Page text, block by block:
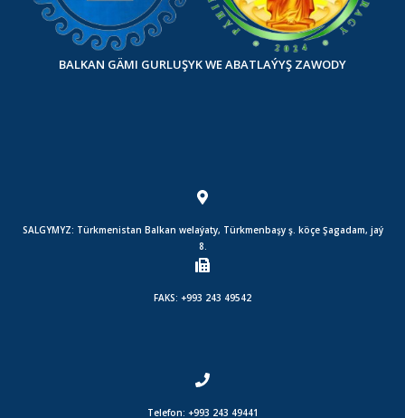
BALKAN GÄMI GURLUŞYK WE ABATLAÝYŞ ZAWODY
SALGYMYZ: Türkmenistan Balkan welaýaty, Türkmenbaşy ş. köçe Şagadam, jaý
8.
FAKS: +993 243 49542
Telefon: +993 243 49441